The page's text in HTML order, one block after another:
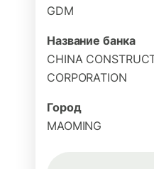
GDM
Название банка
CHINA
CORPORATION
Город
MAOMING